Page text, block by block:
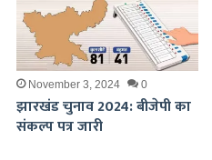
November 3, 2024 0
झारखंड चुनाव 2024: बीजेपी का
संकल्प पत्र जारी